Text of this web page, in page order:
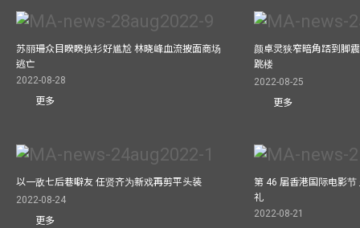
苏丽珊众目睽睽换衫好尴尬 林晓峰血流披面商场
逃亡
2022-08-28
更多
颜卓灵狭窄暗角踎到脚
跳楼
2022-08-25
更多
以一敌七后巷噼友 任贤齐为新戏再剪平头装
2022-08-24
更多
第 46 届香港国际电影
礼
2022-08-21